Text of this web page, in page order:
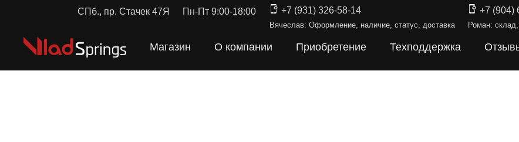
СПб., пр. Стачек 47Я Пн-Пт 9:00-18:00 +7 (931) 326-58-14
Вячеслав: Оформление, наличие, статус, доставка
+7 (904)
Роман:
Магазин О компании Приобретение Техподдержка